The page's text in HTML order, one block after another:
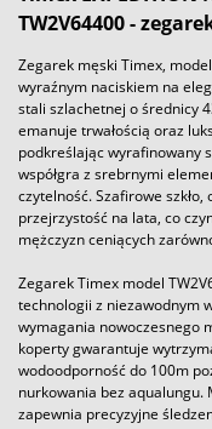
TW2V64400 -
Zegarek męski Timex,
wyraźnym naciskiem na
stali szlachetnej o średnicy
emanuje trwałością oraz
podkreślając wyrafinowany
współgra z srebrnymi
czytelność. Szafirowe
przejrzystość na lata, co
mężczyzn ceniących
Zegarek Timex model
technologii z niezawodnym
wymagania nowoczesnego
koperty gwarantuje
wodoodporność do 100m
nurkowania bez aqualungu.
zapewnia precyzyjne